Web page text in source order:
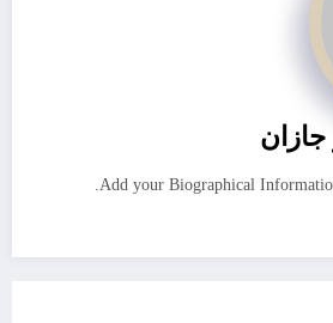
Add your Biographical